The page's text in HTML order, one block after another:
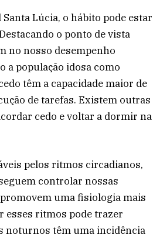
Lúcia, o hábito pode estar
o ponto de vista
no nosso desempenho
a população idosa como
têm a capacidade maior de
de tarefas. Existem outras
cedo e voltar a dormir na
pelos ritmos circadianos,
controlar nossas
uma fisiologia mais
esses ritmos pode trazer
noturnos têm uma incidência